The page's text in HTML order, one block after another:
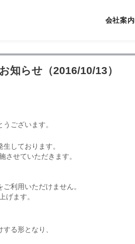
会社案内
知らせ（2016/10/13）
ございます。
しております。
させていただきます。
利用いただけません。
げます。
る形となり、